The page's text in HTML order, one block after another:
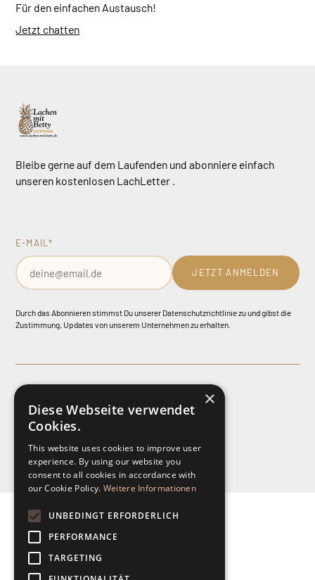
Für den einfachen Austausch!
Jetzt chatten
Bleibe gerne auf dem Laufenden und abonniere einfach
unseren kostenlosen LachLetter .
E-MAIL*
JETZT ANMELDEN
Durch das Abonnieren stimmst Du unserer Datenschutzrichtlinie zu und gibst die
Zustimmung, Updates von unserem Unternehmen zu erhalten.
2025
Betty Bach. Alle Rechte vorbehalten.
DatenschutzrichtlinieImpressum
×
Diese Webseite verwendet
Cookies.
This website uses cookies to improve user
experience. By using our website you
consent to all cookies in accordance with
our Cookie Policy. Weitere Informationen
UNBEDINGT ERFORDERLICH
PERFORMANCE
TARGETING